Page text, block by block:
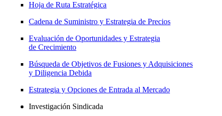
Hoja de Ruta Estratégica
Cadena de Suministro y Estrategia de Precios
Evaluación de Oportunidades y Estrategia
de Crecimiento
Búsqueda de Objetivos de Fusiones y Adquisiciones
y Diligencia Debida
Estrategia y Opciones de Entrada al Mercado
Investigación Sindicada